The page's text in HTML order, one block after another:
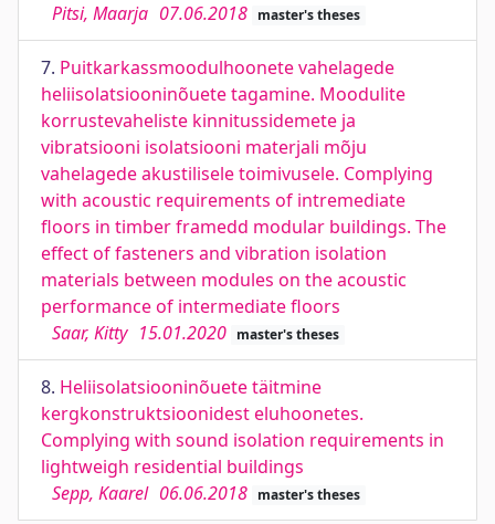
Pitsi, Maarja 07.06.2018 master's theses
7. Puitkarkassmoodulhoonete vahelagede
heliisolatsiooninõuete tagamine. Moodulite
korrustevaheliste kinnitussidemete ja
vibratsiooni isolatsiooni materjali mõju
vahelagede akustilisele toimivusele. Complying
with acoustic requirements of intremediate
floors in timber framedd modular buildings. The
effect of fasteners and vibration isolation
materials between modules on the acoustic
performance of intermediate floors
Saar, Kitty 15.01.2020 master's theses
8. Heliisolatsiooninõuete täitmine
kergkonstruktsioonidest eluhoonetes.
Complying with sound isolation requirements in
lightweigh residential buildings
Sepp, Kaarel 06.06.2018 master's theses